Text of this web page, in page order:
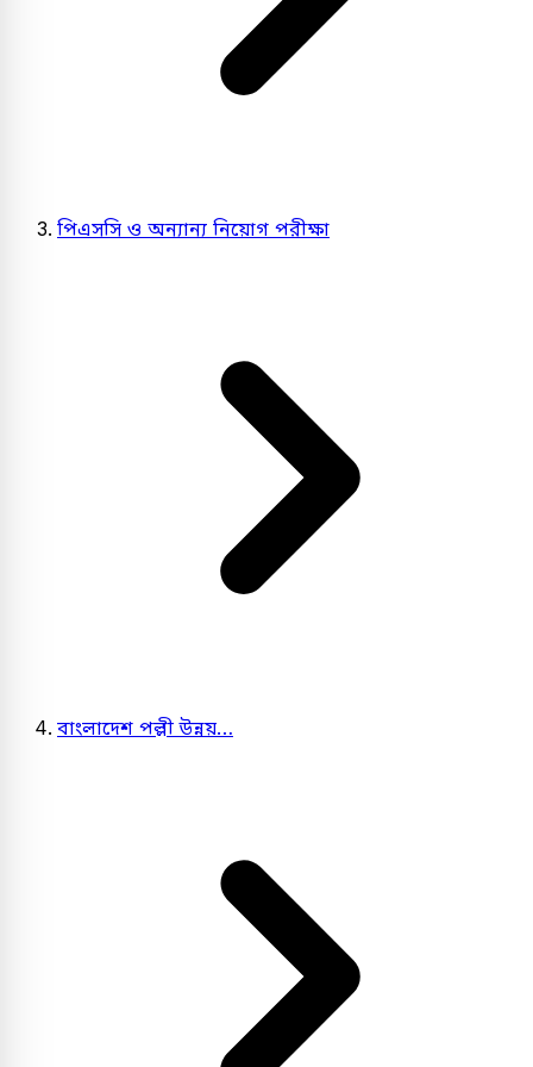
পিএসসি ও অন্যান্য নিয়োগ পরীক্ষা
বাংলাদেশ পল্লী উন্নয়…